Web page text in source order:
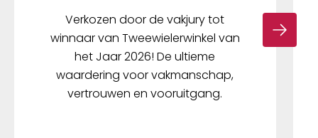
Verkozen door de vakjury tot
winnaar van Tweewielerwinkel van
het Jaar 2026! De ultieme
waardering voor vakmanschap,
vertrouwen en vooruitgang.